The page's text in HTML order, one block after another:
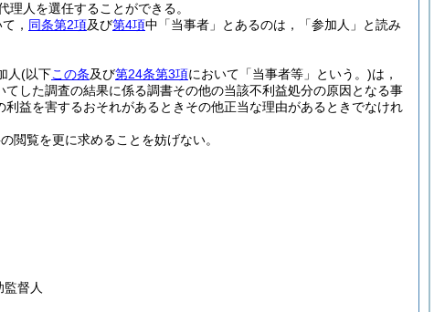
理人を選任することができる。
， 同条第2項及び第4項中「当事者」とあるのは，「参加人」と読み
人(以下この条及び第24条第3項において「当事者等」という。)は，
した調査の結果に係る調書その他の当該不利益処分の原因となる事
益を害するおそれがあるときその他正当な理由があるときでなけれ
閲覧を更に求めることを妨げない。
督人